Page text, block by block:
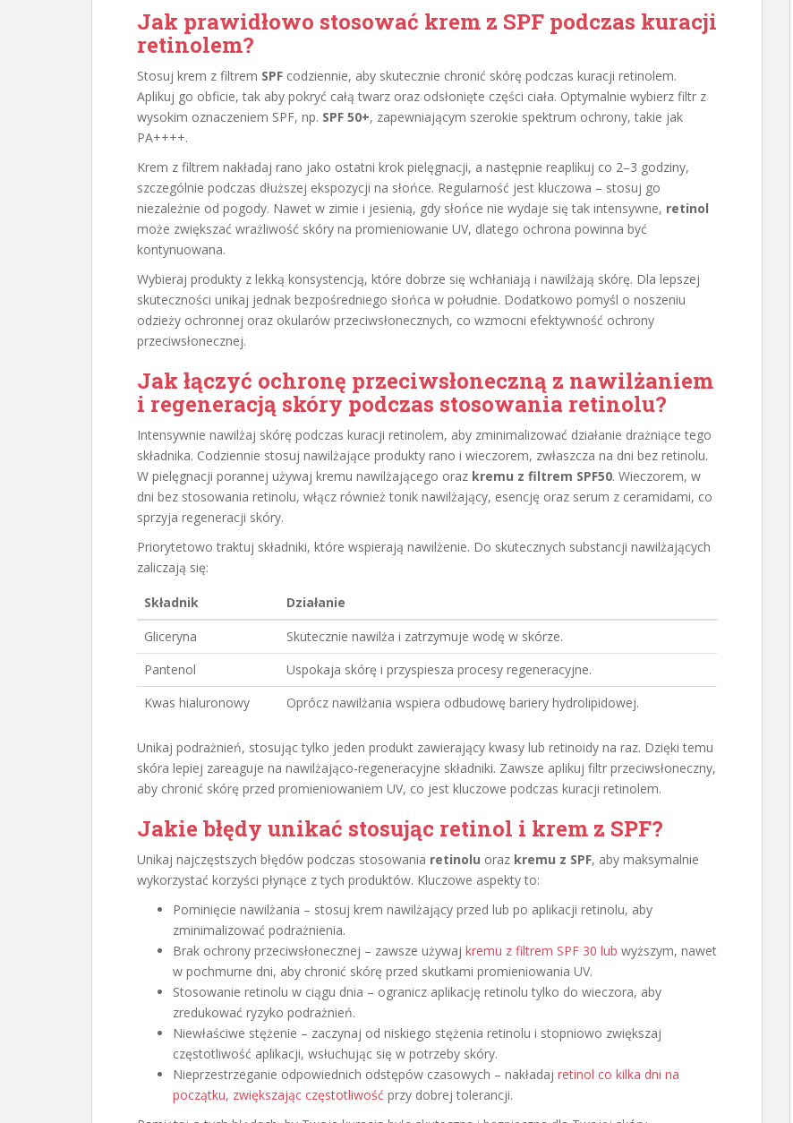
Jak prawidłowo stosować krem z SPF podczas kuracji
retinolem?
Stosuj krem z filtrem SPF codziennie, aby skutecznie chronić skórę podczas kuracji retinolem.
Aplikuj go obficie, tak aby pokryć całą twarz oraz odsłonięte części ciała. Optymalnie wybierz filtr z
wysokim oznaczeniem SPF, np. SPF 50+, zapewniającym szerokie spektrum ochrony, takie jak
PA++++.
Krem z filtrem nakładaj rano jako ostatni krok pielęgnacji, a następnie reaplikuj co 2–3 godziny,
szczególnie podczas dłuższej ekspozycji na słońce. Regularność jest kluczowa – stosuj go
niezależnie od pogody. Nawet w zimie i jesienią, gdy słońce nie wydaje się tak intensywne, retinol
może zwiększać wrażliwość skóry na promieniowanie UV, dlatego ochrona powinna być
kontynuowana.
Wybieraj produkty z lekką konsystencją, które dobrze się wchłaniają i nawilżają skórę. Dla lepszej
skuteczności unikaj jednak bezpośredniego słońca w południe. Dodatkowo pomyśl o noszeniu
odzieży ochronnej oraz okularów przeciwsłonecznych, co wzmocni efektywność ochrony
przeciwsłonecznej.
Jak łączyć ochronę przeciwsłoneczną z nawilżaniem
i regeneracją skóry podczas stosowania retinolu?
Intensywnie nawilżaj skórę podczas kuracji retinolem, aby zminimalizować działanie drażniące tego
składnika. Codziennie stosuj nawilżające produkty rano i wieczorem, zwłaszcza na dni bez retinolu.
W pielęgnacji porannej używaj kremu nawilżającego oraz kremu z filtrem SPF50. Wieczorem, w
dni bez stosowania retinolu, włącz również tonik nawilżający, esencję oraz serum z ceramidami, co
sprzyja regeneracji skóry.
Priorytetowo traktuj składniki, które wspierają nawilżenie. Do skutecznych substancji nawilżających
zaliczają się:
Składnik
Działanie
Gliceryna
Skutecznie nawilża i zatrzymuje wodę w skórze.
Pantenol
Uspokaja skórę i przyspiesza procesy regeneracyjne.
Kwas hialuronowy
Oprócz nawilżania wspiera odbudowę bariery hydrolipidowej.
Unikaj podrażnień, stosując tylko jeden produkt zawierający kwasy lub retinoidy na raz. Dzięki temu
skóra lepiej zareaguje na nawilżająco-regeneracyjne składniki. Zawsze aplikuj filtr przeciwsłoneczny,
aby chronić skórę przed promieniowaniem UV, co jest kluczowe podczas kuracji retinolem.
Jakie błędy unikać stosując retinol i krem z SPF?
Unikaj najczęstszych błędów podczas stosowania retinolu oraz kremu z SPF, aby maksymalnie
wykorzystać korzyści płynące z tych produktów. Kluczowe aspekty to:
Pominięcie nawilżania – stosuj krem nawilżający przed lub po aplikacji retinolu, aby
zminimalizować podrażnienia.
Brak ochrony przeciwsłonecznej – zawsze używaj kremu z filtrem SPF 30 lub wyższym, nawet
w pochmurne dni, aby chronić skórę przed skutkami promieniowania UV.
Stosowanie retinolu w ciągu dnia – ogranicz aplikację retinolu tylko do wieczora, aby
zredukować ryzyko podrażnień.
Niewłaściwe stężenie – zaczynaj od niskiego stężenia retinolu i stopniowo zwiększaj
częstotliwość aplikacji, wsłuchując się w potrzeby skóry.
Nieprzestrzeganie odpowiednich odstępów czasowych – nakładaj retinol co kilka dni na
początku, zwiększając częstotliwość przy dobrej tolerancji.